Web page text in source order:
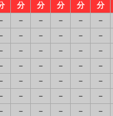
分
分
分
分
分
－ － － － －
－ － － － －
－ － － － －
－ － － － －
－ － － － －
－ － － － －
－ － － － －